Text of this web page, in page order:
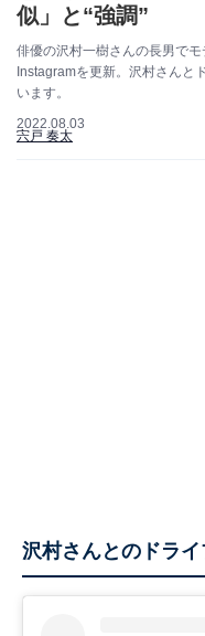
似」と“強調”
俳優の沢村一樹さんの長男で
Instagramを更新。沢村さんと
います。
2022.08.03
宍戸 奏太
沢村さんとのドライ